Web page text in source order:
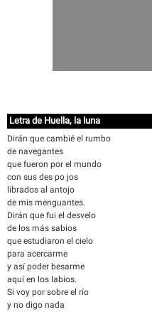
Letra de Huella, la luna
Dirán que cambié el rumbo
de navegantes
que fueron por el mundo
con sus des po jos
librados al antojo
de mis menguantes.
Dirán que fui el desvelo
de los más sabios
que estudiaron el cielo
para acercarme
y así poder besarme
aquí en los labios.
Si voy por sobre el río
y no digo nada